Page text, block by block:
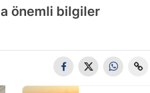
Bilecik
Bitlis
önemli bilgiler